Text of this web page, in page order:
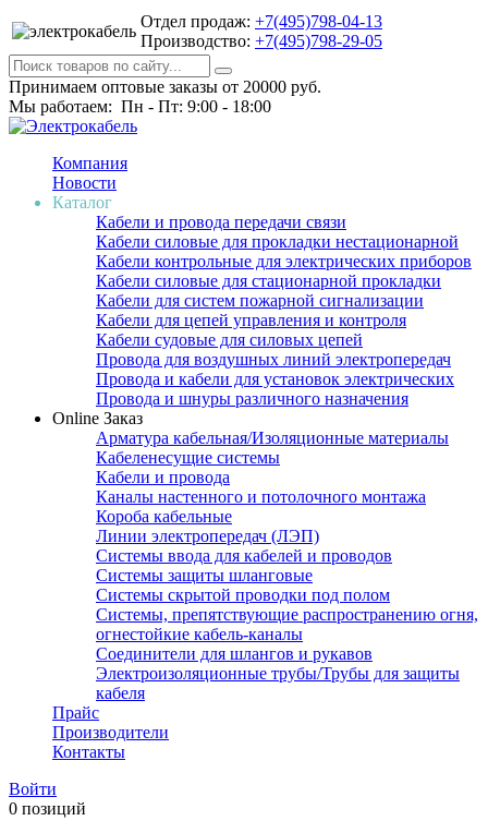
Отдел продаж: +7(495)798-04-13
Производство: +7(495)798-29-05
Принимаем оптовые заказы от 20000 руб.
Мы работаем: Пн - Пт: 9:00 - 18:00
Компания
Новости
Каталог
Кабели и провода передачи связи
Кабели силовые для прокладки нестационарной
Кабели контрольные для электрических приборов
Кабели силовые для стационарной прокладки
Кабели для систем пожарной сигнализации
Кабели для цепей управления и контроля
Кабели судовые для силовых цепей
Провода для воздушных линий электропередач
Провода и кабели для установок электрических
Провода и шнуры различного назначения
Online Заказ
Арматура кабельная/Изоляционные материалы
Кабеленесущие системы
Кабели и провода
Каналы настенного и потолочного монтажа
Короба кабельные
Линии электропередач (ЛЭП)
Системы ввода для кабелей и проводов
Системы защиты шланговые
Системы скрытой проводки под полом
Системы, препятствующие распространению огня,
огнестойкие кабель-каналы
Соединители для шлангов и рукавов
Электроизоляционные трубы/Трубы для защиты
кабеля
Прайс
Производители
Контакты
Войти
0 позиций